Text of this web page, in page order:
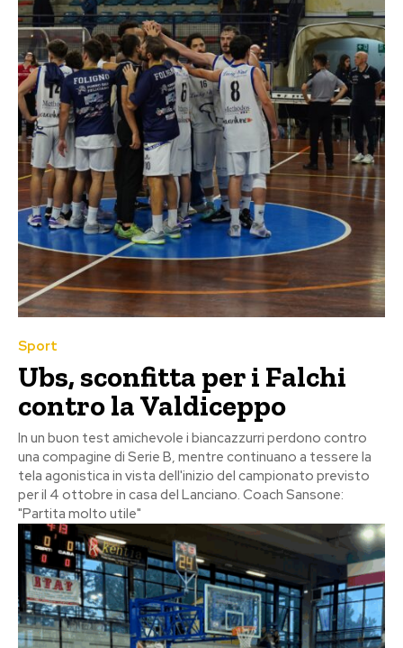
Sport
Ubs, sconfitta per i Falchi
contro la Valdiceppo
In un buon test amichevole i biancazzurri perdono contro
una compagine di Serie B, mentre continuano a tessere la
tela agonistica in vista dell'inizio del campionato previsto
per il 4 ottobre in casa del Lanciano. Coach Sansone:
"Partita molto utile"